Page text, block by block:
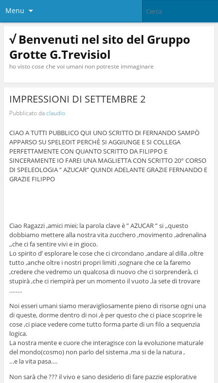
Menu
√ Benvenuti nel sito del Gruppo
Grotte G.Trevisiol
ho visto cose che voi umani non potreste immaginare
IMPRESSIONI DI SETTEMBRE 2
Pubblicato daclaudio
CIAO A TUTTI PUBBLICO QUI UNO SCRITTO DI FERNANDO SAMPÒ
APPARSO SU SPELEOIT PERCHÈ SI AGGIUNGE E SI COLLEGA
PERFETTAMENTE CON QUANTO SCRITTO DA FILIPPO E
SINCERAMENTE IO FAREI UNA MAGLIETTA CON SCRITTO 20° CORSO
DI SPELEOLOGIA ” AZUCAR” QUINDI ADELANTE GRAZIE FERNANDO E
GRAZIE FILIPPO
Ciao Ragazzi ,amici miei; la parola clave è ” AZUCAR ” si ,,questo
dobbiamo mettere alla nostra vita zucchero ,movimento ,adrenalina
,,che ci fa sentire vivi e in gioco.
Lo spirito d’ esplorare le cose che ci circondano ,andare al dilla ,oltre
tutto ,anche oltre i nostri propri limiti ,sognare che ce la faremo
,credere che vedremo un qualcosa di nuovo che ci sorprenderà, ci
stupirà ,che ci riempirà per un momento il vuoto ,la sete di trovare
……..
Noi esseri umani siamo meravigliosamente pieno di risorse ogni una
di queste, dorme dentro di noi ,è per questo che ci piace scoprire le
cose ,ci piace vedere come tutto forma parte di un filo a sequenzia
logica.
La nostra mente e cuore che interagisce con la evoluzione maturale
del mondo(cosmo) non parlo del sistema ,ma si de la natura ,
…e la vita pasa….
Non sarà che ??? il vivo e sano desiderio di fare pazzie esplorative